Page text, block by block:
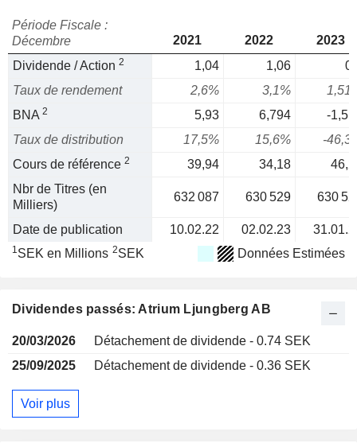
Période Fiscale :
Décembre
2021 2022
2023
Dividende / Action 2 1,04 1,06
Taux de rendement
2,6% 3,1%
BNA 2 5,93 6,794
-
Taux de distribution
17,5% 15,6%
-
Cours de référence 2 39,94 34,18
Nbr de Titres (en
Milliers)
632 087 630 529 630
Date de publication 10.02.22 02.02.23
1SEK en Millions 2SEK Données Estimées
Dividendes passés: Atrium Ljungberg AB
20/03/2026
Détachement de dividende - 0.74 SEK
25/09/2025
Détachement de dividende - 0.36 SEK
Voir plus